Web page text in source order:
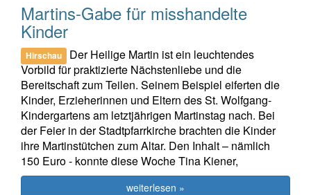
Martins-Gabe für misshandelte
Kinder
Hirschau
Der Heilige Martin ist ein leuchtendes
Vorbild für praktizierte Nächstenliebe und die
Bereitschaft zum Teilen. Seinem Beispiel eiferten die
Kinder, Erzieherinnen und Eltern des St. Wolfgang-
Kindergartens am letztjährigen Martinstag nach. Bei
der Feier in der Stadtpfarrkirche brachten die Kinder
ihre Martinstütchen zum Altar. Den Inhalt – nämlich
150 Euro - konnte diese Woche Tina Kiener,
weiterlesen »